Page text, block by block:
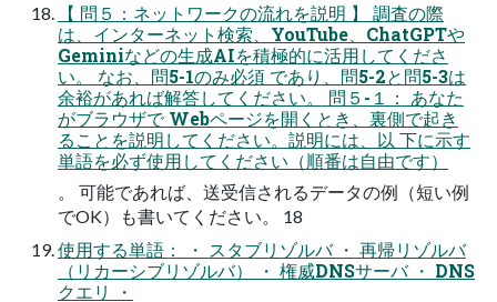
【 問５：ネットワークの流れを説明 】 調査の際
は、インターネット検索、YouTube、ChatGPTや
Geminiなどの生成AIを積極的に活用してくださ
い。 なお、問5-1のみ必須 であり、問5-2と問5-3は
余裕があれば解答してください。 問５-１： あなた
がブラウザで Webページを開くとき、裏側で起き
ることを説明してください。説明には、以 下に示す
単語を必ず使用してください（順番は自由です）
。 可能であれば、送受信されるデータの例（短い例
でOK）も書いてください。 18
使用する単語： ・ スタブリゾルバ ・ 再帰リゾルバ
（リカーシブリゾルバ） ・ 権威DNSサーバ ・ DNS
クエリ ・